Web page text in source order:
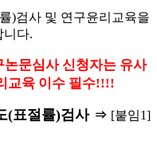
)검사 및 연구윤리교육을
니다.
문심사 신청자는 유사
교육 이수 필수!!!!
(표절률)검사⇒ [붙임1]